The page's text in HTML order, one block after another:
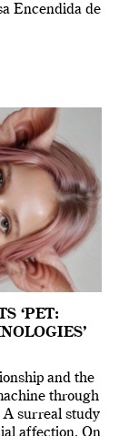
Encendida de
‘PET:
and the
through
A surreal study
affection. On